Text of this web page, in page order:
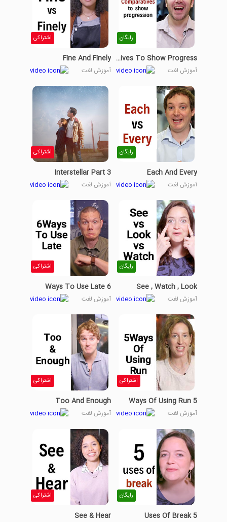
رایگان
Comparatives To Show Progress
آموزش لغت
اشتراکی
Fine And Finely
آموزش لغت
رایگان
Each And Every
آموزش لغت
اشتراکی
Interstellar Part 3
آموزش لغت
رایگان
See , Watch , Look
آموزش لغت
اشتراکی
6 Ways To Use Late
آموزش لغت
اشتراکی
5 Ways Of Using Run
آموزش لغت
اشتراکی
Too And Enough
آموزش لغت
رایگان
5 Uses Of Break
اشتراکی
See & Hear